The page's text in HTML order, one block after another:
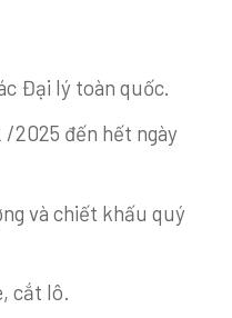
Đại lý toàn quốc.
2025 đến hết ngày
và chiết khấu quý
cắt lô.